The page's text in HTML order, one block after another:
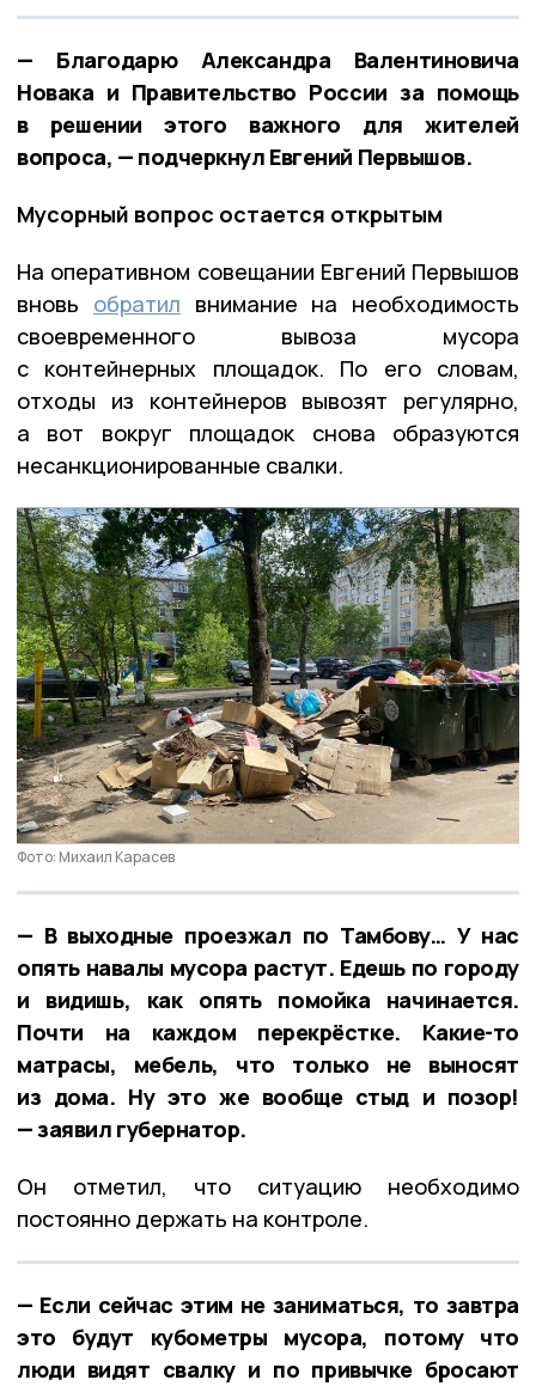
— Благодарю Александра Валентиновича
Новака и Правительство России за помощь
в решении этого важного для жителей
вопроса, — подчеркнул Евгений Первышов.
Мусорный вопрос остается открытым
На оперативном совещании Евгений Первышов
вновь обратил внимание на необходимость
своевременного вывоза мусора
с контейнерных площадок. По его словам,
отходы из контейнеров вывозят регулярно,
а вот вокруг площадок снова образуются
несанкционированные свалки.
Фото: Михаил Карасев
— В выходные проезжал по Тамбову… У нас
опять навалы мусора растут. Едешь по городу
и видишь, как опять помойка начинается.
Почти на каждом перекрёстке. Какие-то
матрасы, мебель, что только не выносят
из дома. Ну это же вообще стыд и позор!
— заявил губернатор.
Он отметил, что ситуацию необходимо
постоянно держать на контроле.
— Если сейчас этим не заниматься, то завтра
это будут кубометры мусора, потому что
люди видят свалку и по привычке бросают